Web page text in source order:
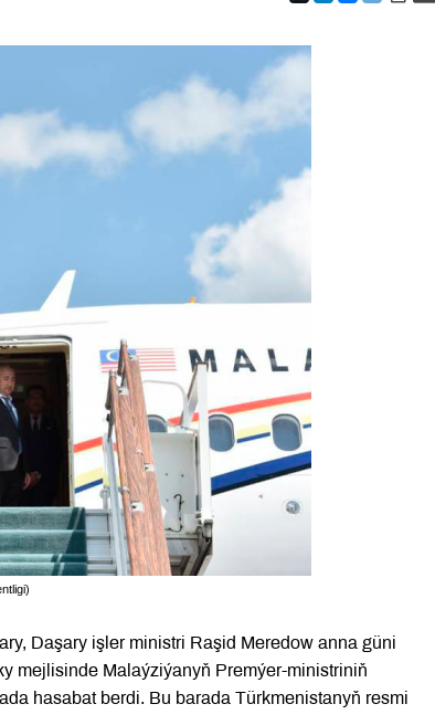
Daşary işler ministri Raşid Meredow anna güni
mejlisinde Malaýziýanyň Premýer-ministriniň
hasabat berdi. Bu barada Türkmenistanyň resmi